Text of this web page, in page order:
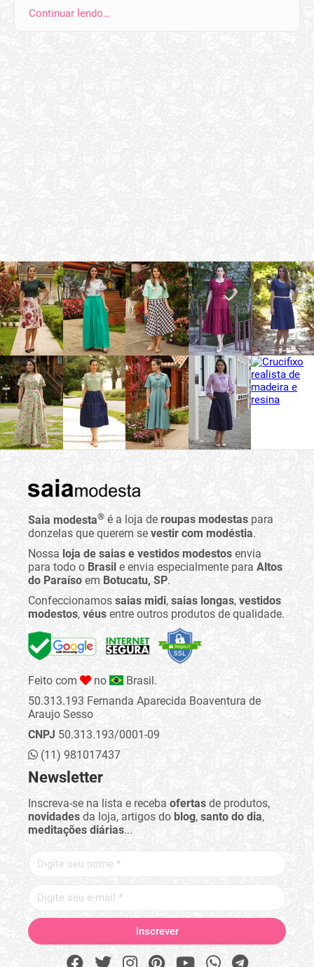
Continuar lendo…
Saia modesta® é a loja de roupas modestas para
donzelas que querem se vestir com modéstia.
Nossa loja de saias e vestidos modestos envia
para todo o Brasil e envia especialmente para Altos
do Paraíso em Botucatu, SP.
Confeccionamos saias midi, saias longas, vestidos
modestos, véus entre outros produtos de qualidade.
Feito com no
Brasil.
50.313.193 Fernanda Aparecida Boaventura de
Araujo Sesso
CNPJ 50.313.193/0001-09
(11) 981017437
Newsletter
Inscreva-se na lista e receba ofertas de produtos,
novidades da loja, artigos do blog, santo do dia,
meditações diárias...